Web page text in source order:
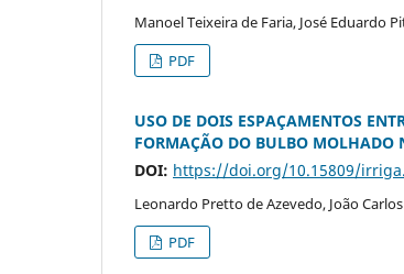
Manoel Teixeira de Faria, José Eduardo
PDF
USO DE DOIS ESPAÇAMENTOS
FORMAÇÃO DO BULBO MOLHADO
DOI: https://doi.org/10.15809/
Leonardo Pretto de Azevedo, João
PDF